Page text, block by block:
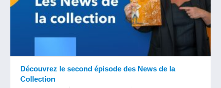
Découvrez le second épisode des News de la
Collection